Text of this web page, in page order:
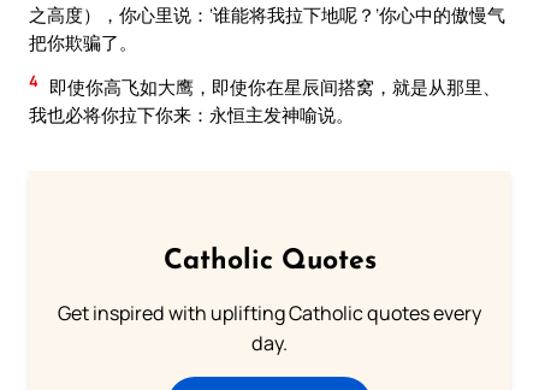
之高度），你心里说：‘谁能将我拉下地呢？’你心中的傲慢气
把你欺骗了。
4 即使你高飞如大鹰，即使你在星辰间搭窝，就是从那里、
我也必将你拉下你来：永恒主发神喻说。
Catholic Quotes
Get inspired with uplifting Catholic quotes every
day.